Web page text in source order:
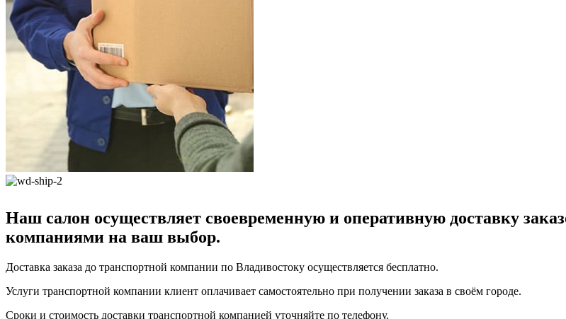
Наш салон осуществляет своевременную и оперативную доставку
компаниями на ваш выбор.
Доставка заказа до транспортной компании по Владивостоку осуществляется бесплатно.
Услуги транспортной компании клиент оплачивает самостоятельно при получении заказа в своём городе.
Сроки и стоимость доставки транспортной компанией уточняйте по телефону.